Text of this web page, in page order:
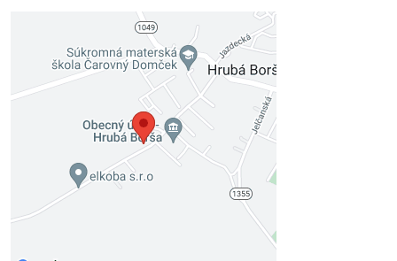
Externý obsah je blokovaný
Voľbami súkromia
Prajete si načítať externý obsah?
Povoliť tentokrát
Povoliť a zapamätať - súhlas s